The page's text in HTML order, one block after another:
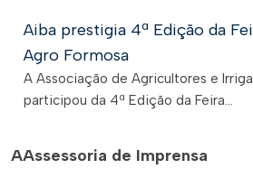
Aiba prestigia 4ª Edição da
Agro Formosa
A Associação de Agricultores e
participou da 4ª Edição da Feira...
AAssessoria de Imprensa